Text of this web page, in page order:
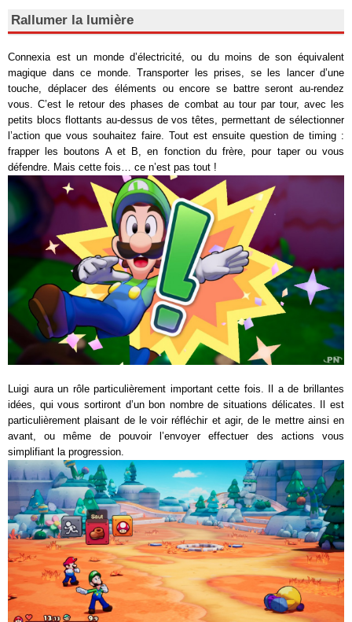
Rallumer la lumière
Connexia est un monde d’électricité, ou du moins de son équivalent
magique dans ce monde. Transporter les prises, se les lancer d’une
touche, déplacer des éléments ou encore se battre seront au-rendez
vous. C’est le retour des phases de combat au tour par tour, avec les
petits blocs flottants au-dessus de vos têtes, permettant de sélectionner
l’action que vous souhaitez faire. Tout est ensuite question de timing :
frapper les boutons A et B, en fonction du frère, pour taper ou vous
défendre. Mais cette fois… ce n’est pas tout !
Luigi aura un rôle particulièrement important cette fois. Il a de brillantes
idées, qui vous sortiront d’un bon nombre de situations délicates. Il est
particulièrement plaisant de le voir réfléchir et agir, de le mettre ainsi en
avant, ou même de pouvoir l’envoyer effectuer des actions vous
simplifiant la progression.